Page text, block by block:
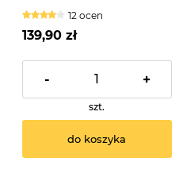
12 ocen
139,90 zł
- +
szt.
do koszyka